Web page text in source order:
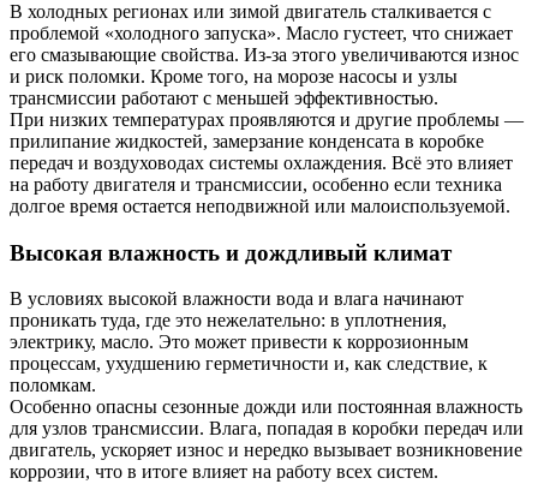
В холодных регионах или зимой двигатель сталкивается с
проблемой «холодного запуска». Масло густеет, что снижает
его смазывающие свойства. Из-за этого увеличиваются износ
и риск поломки. Кроме того, на морозе насосы и узлы
трансмиссии работают с меньшей эффективностью.
При низких температурах проявляются и другие проблемы —
прилипание жидкостей, замерзание конденсата в коробке
передач и воздуховодах системы охлаждения. Всё это влияет
на работу двигателя и трансмиссии, особенно если техника
долгое время остается неподвижной или малоиспользуемой.
Высокая влажность и дождливый климат
В условиях высокой влажности вода и влага начинают
проникать туда, где это нежелательно: в уплотнения,
электрику, масло. Это может привести к коррозионным
процессам, ухудшению герметичности и, как следствие, к
поломкам.
Особенно опасны сезонные дожди или постоянная влажность
для узлов трансмиссии. Влага, попадая в коробки передач или
двигатель, ускоряет износ и нередко вызывает возникновение
коррозии, что в итоге влияет на работу всех систем.